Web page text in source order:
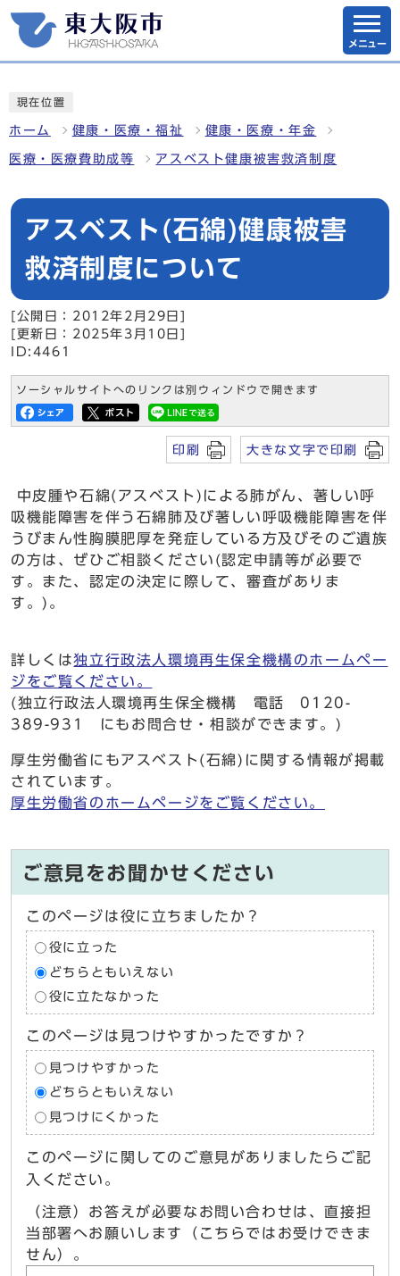
メニュー
現在位置
ホーム 健康・医療・福祉 健康・医療・年金
医療・医療費助成等 アスベスト健康被害救済制度
アスベスト(石綿)健康被害
救済制度について
[公開日：2012年2月29日]
[更新日：2025年3月10日]
ID:4461
ソーシャルサイトへのリンクは別ウィンドウで開きます
印刷 大きな文字で印刷
中皮腫や石綿(アスベスト)による肺がん、著しい呼
吸機能障害を伴う石綿肺及び著しい呼吸機能障害を伴
うびまん性胸膜肥厚を発症している方及びそのご遺族
の方は、ぜひご相談ください(認定申請等が必要で
す。また、認定の決定に際して、審査がありま
す。)。
詳しくは独立行政法人環境再生保全機構のホームペー
ジをご覧ください。
(独立行政法人環境再生保全機構 電話 0120-
389-931 にもお問合せ・相談ができます。)
厚生労働省にもアスベスト(石綿)に関する情報が掲載
されています。
厚生労働省のホームページをご覧ください。
ご意見をお聞かせください
このページは役に立ちましたか？
役に立った
どちらともいえない
役に立たなかった
このページは見つけやすかったですか？
見つけやすかった
どちらともいえない
見つけにくかった
このページに関してのご意見がありましたらご記
入ください。
（注意）お答えが必要なお問い合わせは、直接担
当部署へお願いします（こちらではお受けできま
せん）。